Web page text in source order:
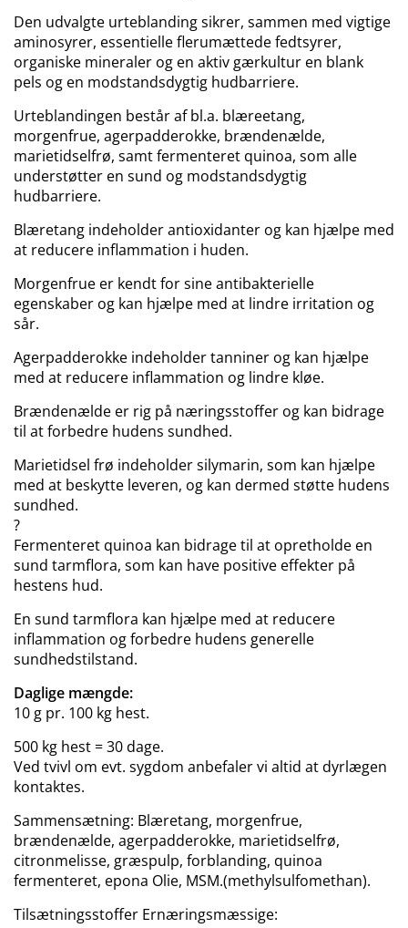
Den udvalgte urteblanding sikrer, sammen med vigtige
aminosyrer, essentielle flerumættede fedtsyrer,
organiske mineraler og en aktiv gærkultur en blank
pels og en modstandsdygtig hudbarriere.
Urteblandingen består af bl.a. blæreetang,
morgenfrue, agerpadderokke, brændenælde,
marietidselfrø, samt fermenteret quinoa, som alle
understøtter en sund og modstandsdygtig
hudbarriere.
Blæretang indeholder antioxidanter og kan hjælpe med
at reducere inflammation i huden.
Morgenfrue er kendt for sine antibakterielle
egenskaber og kan hjælpe med at lindre irritation og
sår.
Agerpadderokke indeholder tanniner og kan hjælpe
med at reducere inflammation og lindre kløe.
Brændenælde er rig på næringsstoffer og kan bidrage
til at forbedre hudens sundhed.
Marietidsel frø indeholder silymarin, som kan hjælpe
med at beskytte leveren, og kan dermed støtte hudens
sundhed.
?
Fermenteret quinoa kan bidrage til at opretholde en
sund tarmflora, som kan have positive effekter på
hestens hud.
En sund tarmflora kan hjælpe med at reducere
inflammation og forbedre hudens generelle
sundhedstilstand.
Daglige mængde:
10 g pr. 100 kg hest.
500 kg hest = 30 dage.
Ved tvivl om evt. sygdom anbefaler vi altid at dyrlægen
kontaktes.
Sammensætning: Blæretang, morgenfrue,
brændenælde, agerpadderokke, marietidselfrø,
citronmelisse, græspulp, forblanding, quinoa
fermenteret, epona Olie, MSM.(methylsulfomethan).
Tilsætningsstoffer Ernæringsmæssige: